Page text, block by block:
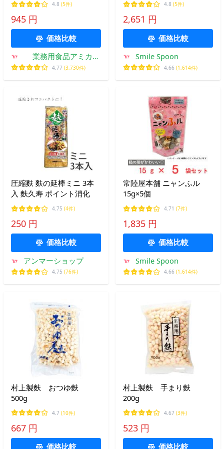
4.8 (5件)
945 円
価格比較
業務用食品アミカ
Yahoo!店
4.77 (3,730件)
4.8 (5件)
2,651 円
価格比較
Smile Spoon
4.66 (1,614件)
圧縮麩 麩の延棒ミニ 3本
入 麩久寿 ポイント消化
4.75 (4件)
250 円
価格比較
アンマーショップ
4.75 (76件)
常陸屋本舗 ニャンふル
15g×5個
4.71 (7件)
1,835 円
価格比較
Smile Spoon
4.66 (1,614件)
村上製麩 おつゆ麩
500g
4.7 (10件)
667 円
価格比較
村上製麩 手まり麩
200g
4.67 (3件)
523 円
価格比較